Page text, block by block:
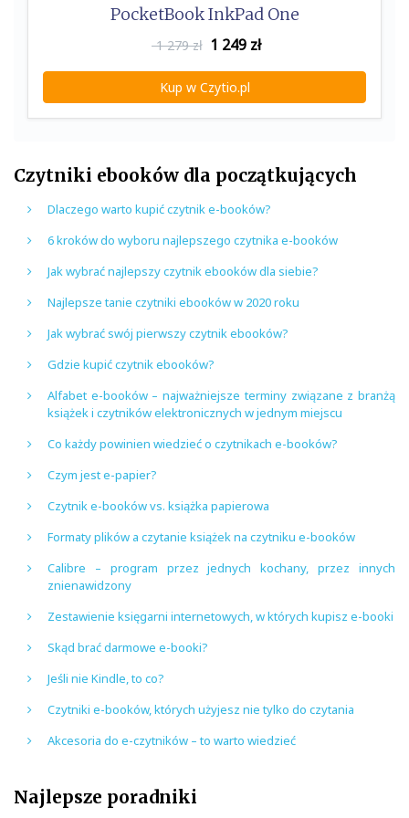
PocketBook InkPad One
1 279 zł 1 249zł
Kup w Czytio.pl
Czytniki ebooków dla początkujących
Dlaczego warto kupić czytnik e-booków?
6 kroków do wyboru najlepszego czytnika e-booków
Jak wybrać najlepszy czytnik ebooków dla siebie?
Najlepsze tanie czytniki ebooków w 2020 roku
Jak wybrać swój pierwszy czytnik ebooków?
Gdzie kupić czytnik ebooków?
Alfabet e-booków – najważniejsze terminy związane z branżą
książek i czytników elektronicznych w jednym miejscu
Co każdy powinien wiedzieć o czytnikach e-booków?
Czym jest e-papier?
Czytnik e-booków vs. książka papierowa
Formaty plików a czytanie książek na czytniku e-booków
Calibre – program przez jednych kochany, przez innych
znienawidzony
Zestawienie księgarni internetowych, w których kupisz e-booki
Skąd brać darmowe e-booki?
Jeśli nie Kindle, to co?
Czytniki e-booków, których użyjesz nie tylko do czytania
Akcesoria do e-czytników – to warto wiedzieć
Najlepsze poradniki